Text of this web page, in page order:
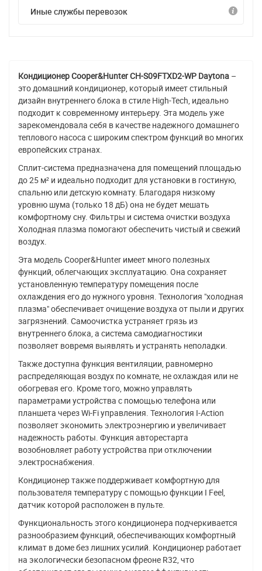
Иные службы перевозок
Кондиционер Cooper&Hunter CH-S09FTXD2-WP Daytona –
это домашний кондиционер, который имеет стильный
дизайн внутреннего блока в стиле High-Tech, идеально
подходит к современному интерьеру. Эта модель уже
зарекомендовала себя в качестве надежного домашнего
теплового насоса с широким спектром функций во многих
европейских странах.
Сплит-система предназначена для помещений площадью
до 25 м² и идеально подходит для установки в гостиную,
спальню или детскую комнату. Благодаря низкому
уровню шума (только 18 дБ) она не будет мешать
комфортному сну. Фильтры и система очистки воздуха
Холодная плазма помогают обеспечить чистый и свежий
воздух.
Эта модель Cooper&Hunter имеет много полезных
функций, облегчающих эксплуатацию. Она сохраняет
установленную температуру помещения после
охлаждения его до нужного уровня. Технология "холодная
плазма" обеспечивает очищение воздуха от пыли и других
загрязнений. Самоочистка устраняет грязь из
внутреннего блока, а система самодиагностики
позволяет вовремя выявлять и устранять неполадки.
Также доступна функция вентиляции, равномерно
распределяющая воздух по комнате, не охлаждая или не
обогревая его. Кроме того, можно управлять
параметрами устройства с помощью телефона или
планшета через Wi-Fi управления. Технология I-Action
позволяет экономить электроэнергию и увеличивает
надежность работы. Функция авторестарта
возобновляет работу устройства при отключении
электроснабжения.
Кондиционер также поддерживает комфортную для
пользователя температуру с помощью функции I Feel,
датчик которой расположен в пульте.
Функциональность этого кондиционера подчеркивается
разнообразием функций, обеспечивающих комфортный
климат в доме без лишних усилий. Кондиционер работает
на экологически безопасном фреоне R32, что